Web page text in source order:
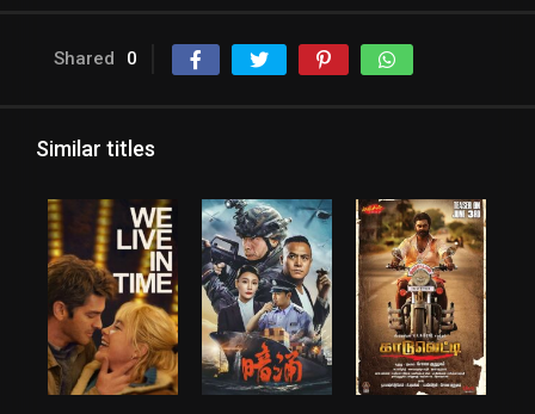
Shared 0
Similar titles